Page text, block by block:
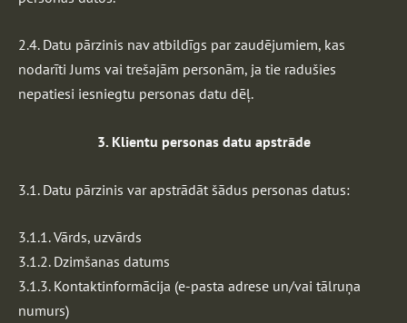
2.4. Datu pārzinis nav atbildīgs par zaudējumiem, kas
nodarīti Jums vai trešajām personām, ja tie radušies
nepatiesi iesniegtu personas datu dēļ.
3. Klientu personas datu apstrāde
3.1. Datu pārzinis var apstrādāt šādus personas datus:
3.1.1. Vārds, uzvārds
3.1.2. Dzimšanas datums
3.1.3. Kontaktinformācija (e-pasta adrese un/vai tālruņa
numurs)